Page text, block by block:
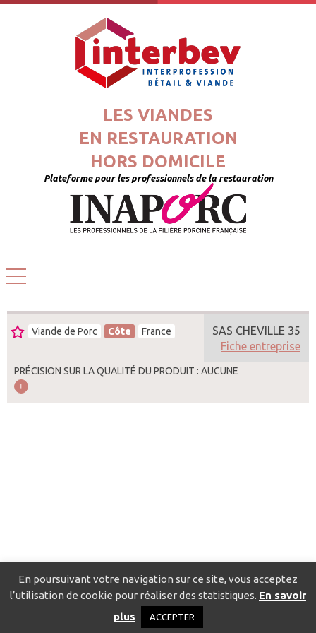
LES VIANDES
EN RESTAURATION
HORS DOMICILE
Plateforme pour les professionnels de la restauration
Viande de Porc Côte France
PRÉCISION SUR LA QUALITÉ DU PRODUIT : AUCUNE
SAS CHEVILLE 35
Fiche entreprise
Catalogue pour localiser les fournisseurs
Politique de confidentialité
En poursuivant votre navigation sur ce site, vous acceptez
l’utilisation de cookie pour réaliser des statistiques. En savoir
plus
ACCEPTER